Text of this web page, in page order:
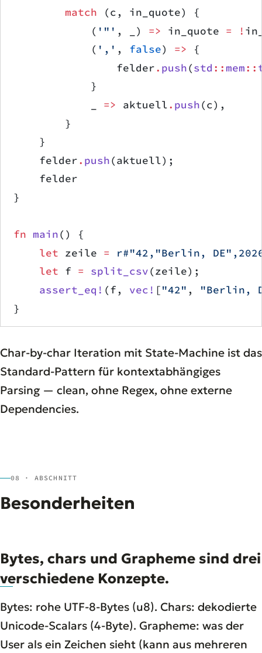
        match
(c, in_quote) {
            (
'"' , _) => in_quote = !
            (
',' , false) => {
                felder
. push(std :: mem::
            }
=> aktuell. push(c),
        }
    }
    felder
. push(aktuell);
    felder
}
fn main() {
    let
zeile = r#"42,"Berlin,
    let
f = split_csv(zeile);
    assert_eq!
(f, vec! ["42" , "Berlin,
}
Char-by-char Iteration mit State-Machine ist das
Standard-Pattern für kontextabhängiges
Parsing — clean, ohne Regex, ohne externe
Dependencies.
08 · ABSCHNITT
Besonderheiten
Bytes, chars und Grapheme sind drei
verschiedene Konzepte.
Bytes: rohe UTF-8-Bytes (u8). Chars: dekodierte
Unicode-Scalars (4-Byte). Grapheme: was der
User als ein Zeichen sieht (kann aus mehreren